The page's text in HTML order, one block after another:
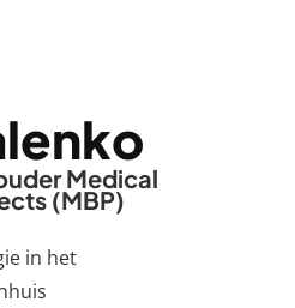
Medical
(MBP)
in het